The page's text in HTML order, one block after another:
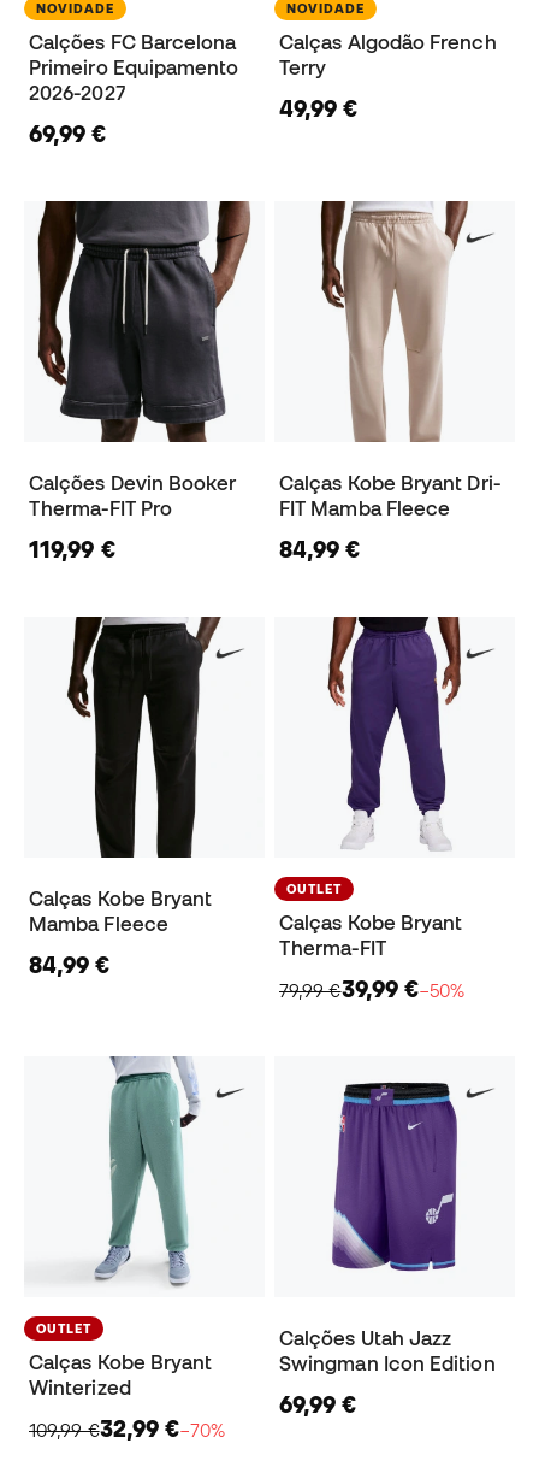
NOVIDADE
Calções FC Barcelona
Primeiro Equipamento
2026-2027
69,99 €
NOVIDADE
Calças Algodão French
Terry
49,99 €
Calções Devin Booker
Therma-FIT Pro
119,99 €
Calças Kobe Bryant Dri-
FIT Mamba Fleece
84,99 €
Calças Kobe Bryant
Mamba Fleece
84,99 €
OUTLET
Calças Kobe Bryant
Therma-FIT
79,99 €39,99 €−50%
OUTLET
Calças Kobe Bryant
Winterized
109,99 €32,99 €−70%
Calções Utah Jazz
Swingman Icon Edition
69,99 €